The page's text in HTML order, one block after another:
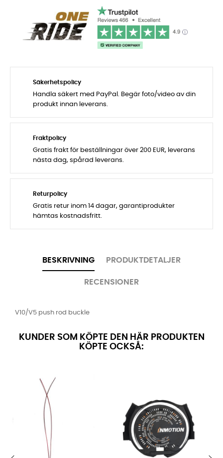
Säkerhetspolicy
Handla säkert med PayPal. Begär foto/video av din
produkt innan leverans.
Fraktpolicy
Gratis frakt för beställningar över 200 EUR, leverans
nästa dag, spårad leverans.
Returpolicy
Gratis retur inom 14 dagar, garantiprodukter
hämtas kostnadsfritt.
BESKRIVNING PRODUKTDETALJER
RECENSIONER
V10/V5 push rod buckle
KUNDER SOM KÖPTE DEN HÄR PRODUKTEN
KÖPTE OCKSÅ: